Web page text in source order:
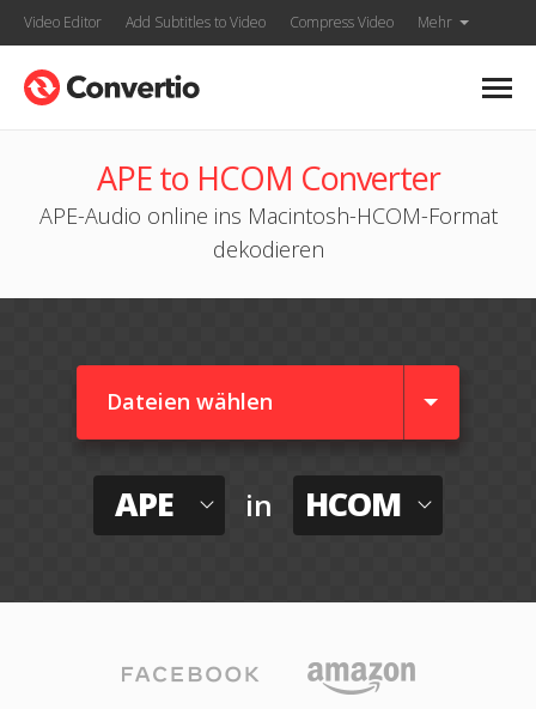
Video Editor Add Subtitles to Video Compress Video Mehr
APE to HCOM Converter
APE-Audio online ins Macintosh-HCOM-Format
dekodieren
Dateien wählen
APE in HCOM